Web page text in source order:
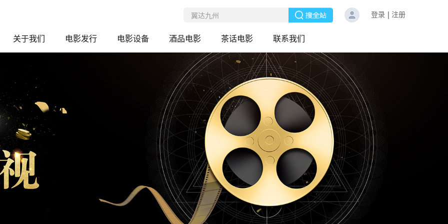
登录 注册
关于我们 电影发行 电影设备 酒品电影 茶话电影 联系我们